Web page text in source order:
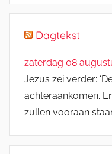
Dagtekst
zaterdag 08
Jezus zei verder:
achteraankomen.
zullen vooraan